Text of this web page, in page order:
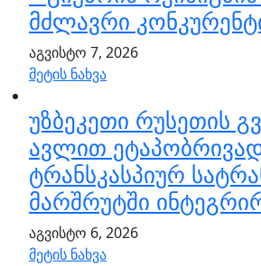
მძლავრი
აგვისტო 7, 2026
მეტის ნახვა
უზბეკეთი რუსეთის
ავლით
ტრანსკასპიურ
მარშრუტში
აგვისტო 6, 2026
მეტის ნახვა